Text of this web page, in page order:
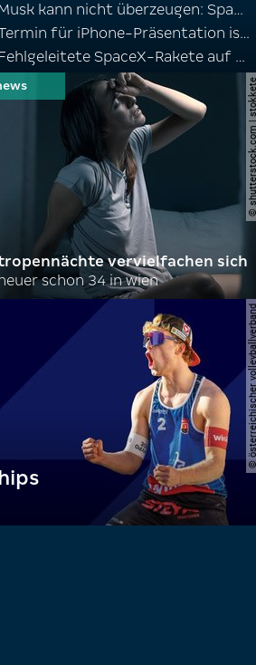
Musk kann nicht überzeugen: SpaceX-Aktie stürzt ab
Termin für iPhone-Präsentation ist durchgesickert
Fehlgeleitete SpaceX-Rakete auf dem Mond eingeschlagen
©
vervielfachen sich
schon 34 in wien
©